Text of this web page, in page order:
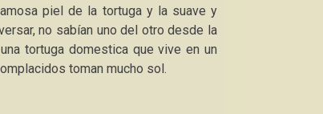
piel de la tortuga y la suave y
no sabían uno del otro desde la
tortuga domestica que vive en un
toman mucho sol.